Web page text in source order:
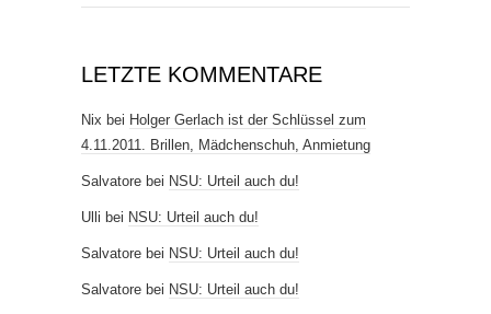
LETZTE KOMMENTARE
Nix bei Holger Gerlach ist der Schlüssel zum
4.11.2011. Brillen, Mädchenschuh, Anmietung
Salvatore bei NSU: Urteil auch du!
Ulli bei NSU: Urteil auch du!
Salvatore bei NSU: Urteil auch du!
Salvatore bei NSU: Urteil auch du!